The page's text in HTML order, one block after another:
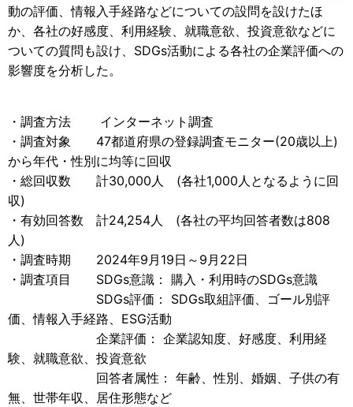
動の評価、情報入手経路などについての設問を設けたほ
か、各社の好感度、利用経験、就職意欲、投資意欲などに
ついての質問も設け、SDGs活動による各社の企業評価への
影響度を分析した。
・調査方法 インターネット調査
・調査対象 47都道府県の登録調査モニター(20歳以上)
から年代・性別に均等に回収
・総回収数 計30,000人 (各社1,000人となるように回
収)
・有効回答数 計24,254人 (各社の平均回答者数は808
人)
・調査時期 2024年9月19日～9月22日
・調査項目 SDGs意識： 購入・利用時のSDGs意識
SDGs評価： SDGs取組評価、ゴール別評
価、情報入手経路、ESG活動
企業評価： 企業認知度、好感度、利用経
験、就職意欲、投資意欲
回答者属性： 年齢、性別、婚姻、子供の有
無、世帯年収、居住形態など